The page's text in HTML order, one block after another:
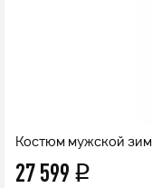
Костюм мужской
27 599 q